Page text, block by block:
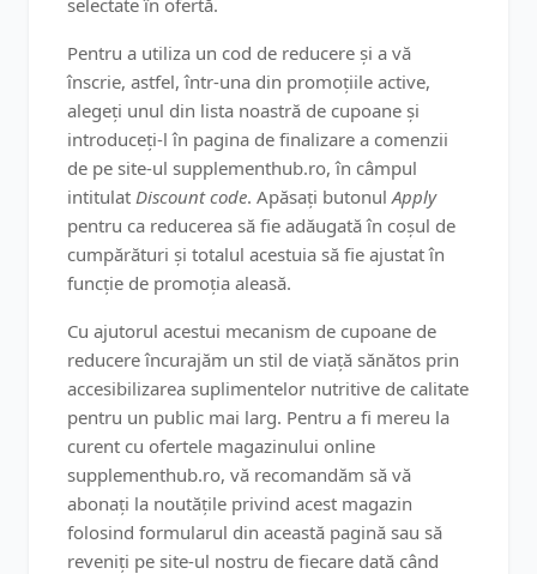
Pentru a utiliza un cod de reducere și a vă
înscrie, astfel, într-una din promoțiile active,
alegeți unul din lista noastră de cupoane și
introduceți-l în pagina de finalizare a comenzii
de pe site-ul supplementhub.ro, în câmpul
intitulat Discount code. Apăsați butonul Apply
pentru ca reducerea să fie adăugată în coșul de
cumpărături și totalul acestuia să fie ajustat în
funcție de promoția aleasă.
Cu ajutorul acestui mecanism de cupoane de
reducere încurajăm un stil de viață sănătos prin
accesibilizarea suplimentelor nutritive de calitate
pentru un public mai larg. Pentru a fi mereu la
curent cu ofertele magazinului online
supplementhub.ro, vă recomandăm să vă
abonați la noutățile privind acest magazin
folosind formularul din această pagină sau să
reveniți pe site-ul nostru de fiecare dată când